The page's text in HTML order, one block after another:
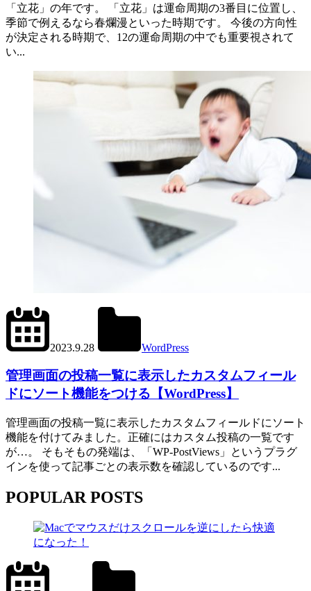
「立花」の年です。 「立花」は運命周期の3番目に位置し、
季節で例えるなら春爛漫といった時期です。 今後の方向性
が決定される時期で、12の運命周期の中でも重要視されて
い...
2023.9.28
WordPress
理
画
管理画面の投稿一覧に表示したカスタムフィール
ドにソート機能をつける【WordPress】
管理画面の投稿一覧に表示したカスタムフィールドにソート
機能を付けてみました。正確にはカスタム投稿の一覧です
が…。 そもそもの発端は、「WP-PostViews」というプラグ
インを使って記事ごとの表示数を確認しているのです...
POPULAR POSTS